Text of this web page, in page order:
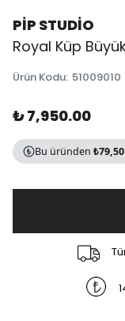
PİP STUDİO
Royal Küp
Ürün Kodu: 51009010
₺ 7,950.00
Bu üründen ₺79,50